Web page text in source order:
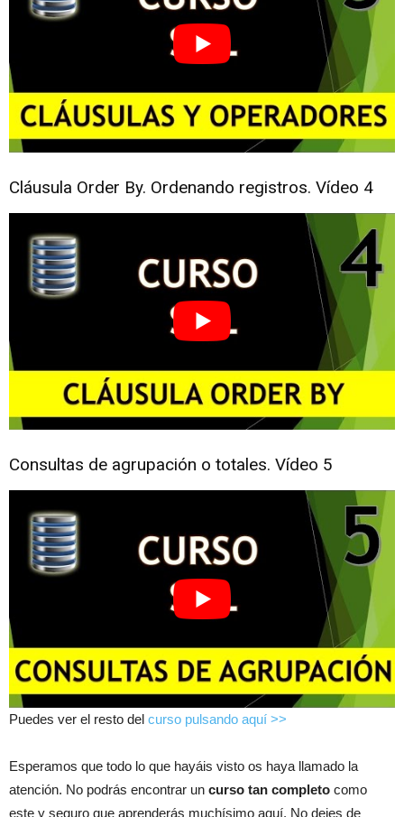
Cláusula Order By. Ordenando registros. Vídeo 4
Consultas de agrupación o totales. Vídeo 5
Puedes ver el resto del curso pulsando aquí >>
Esperamos que todo lo que hayáis visto os haya llamado la
atención. No podrás encontrar un curso tan completo como
este y seguro que aprenderás muchísimo aquí. No dejes de